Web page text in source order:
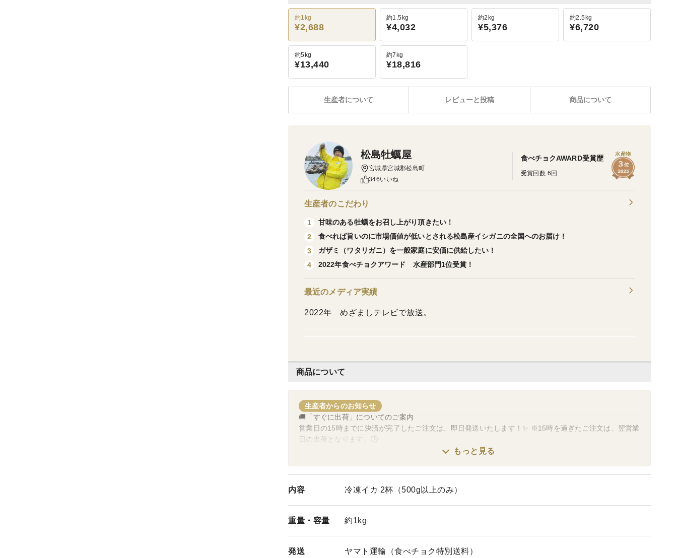
約1kg
¥2,688
約1.5kg
¥4,032
約2kg
¥5,376
約2.5kg
¥6,720
約5kg
¥13,440
約7kg
¥18,816
レビューと投稿 商品について
生産者について
商品について
生産者からのお知らせ
🚚「すぐに出荷」についてのご案内
営業日の15時までに決済が完了したご注文は、即日発送いたします！✨ ※15時を過ぎたご注文は、翌営業
日の出荷となります。🕒
その他、下記の日程は「すぐに出荷」の対象外となり、翌営業日の出荷扱いとなりますのでご注意くださ
い。🙇‍♂️
【休業日】
🗓️ 毎週日曜日
8/1（月）、8月15日～17日
※事前にカート内で日時指定ができる日程については、ご指定通りに出荷させていただきます。📦
もっと見る
内容 冷凍イカ 2杯（500g以上のみ）
重量・ 容量 約1kg
発送 ヤマト運輸（食べチョク特別送料）
松島牡蠣屋
宮城県宮城郡松島町
346いいね
食べチョクAWARD受賞歴
受賞回数 6回
水産物
生産者のこだわり
1
甘味のある牡蠣をお召し上がり頂きたい！
2
食べれば旨いのに市場価値が低いとされる松島産イシガニの全国へのお届け！
3
ガザミ（ワタリガニ）を一般家庭に安価に供給したい！
4
2022年食べチョクアワード 水産部門1位受賞！
最近のメディア実績
2022年 めざましテレビで放送。